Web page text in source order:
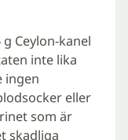
Ceylon-kanel
inte lika
ingen
eller
som är
skadliga